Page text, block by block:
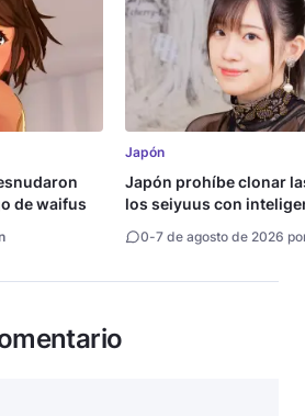
de waifus
Japón
Japón prohíbe clonar
los seiyuus con
0-7 de agosto de 2026